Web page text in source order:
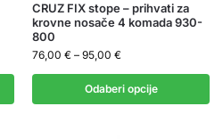
CRUZ FIX stope – prihvati za
krovne nosače 4 komada 930-
800
76,00 € – 95,00 €
Odaberi opcije